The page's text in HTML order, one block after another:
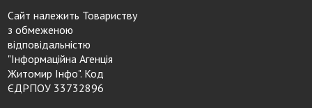
Сайт належить Товариству
з обмеженою
відповідальністю
"Інформаційна Агенція
Житомир Інфо". Код
ЄДРПОУ 33732896